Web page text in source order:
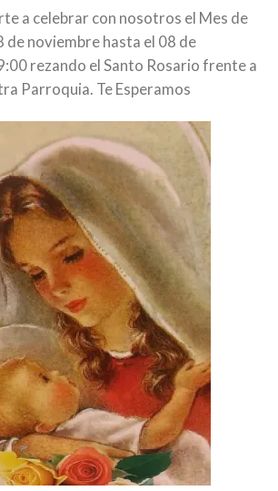
a celebrar con nosotros el Mes de
de noviembre hasta el 08 de
rezando el Santo Rosario frente a
Parroquia. Te Esperamos